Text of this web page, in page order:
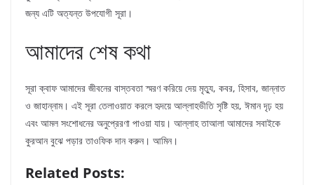
জন্য এটি অত্যন্ত উপযোগী সূরা।
আমাদের শেষ কথা
সূরা ক্বাফ আমাদের জীবনের বাস্তবতা স্মরণ করিয়ে দেয় মৃত্যু, কবর, হিসাব, জান্নাত
ও জাহান্নাম। এই সূরা তেলাওয়াত করলে হৃদয়ে আল্লাহভীতি সৃষ্টি হয়, ঈমান দৃঢ় হয়
এবং আমল সংশোধনের অনুপ্রেরণা পাওয়া যায়। আল্লাহ তাআলা আমাদের সবাইকে
কুরআন বুঝে পড়ার তাওফিক দান করুন। আমিন।
Related Posts: